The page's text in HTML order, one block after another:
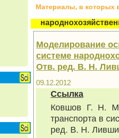
Материалы, в которых
Моделирование
системе
Отв. ред. В. Н.
09.12.2012
Ссылка
Ковшов Г. Н.
транспорта в
ред. В. Н.